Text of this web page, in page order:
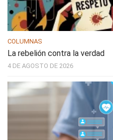
COLUMNAS
La rebelión contra la verdad
4 DE AGOSTO DE 2026